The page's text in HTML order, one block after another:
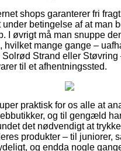
shops garanterer fri
betingelse af at man
I øvrigt må man snuppe
hvilket mange gange –
Solrød Strand eller Støvring
til et afhentningssted.
praktisk for os alle at
og til gengæld
det nødvendigt at
produkter – til juniorer,
og endda nogle